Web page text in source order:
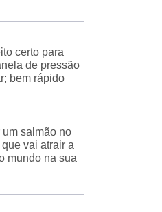
certo para
de pressão
bem rápido
salmão no
vai atrair a
mundo na sua